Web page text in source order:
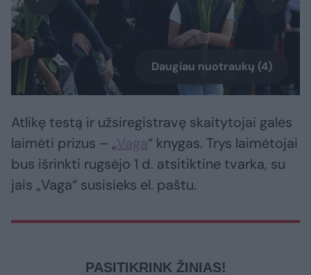
Daugiau nuotraukų (4)
Atlikę testą ir užsiregistravę skaitytojai galės
laimėti prizus – „Vaga“ knygas. Trys laimėtojai
bus išrinkti rugsėjo 1 d. atsitiktine tvarka, su
jais „Vaga“ susisieks el. paštu.
PASITIKRINK ŽINIAS!